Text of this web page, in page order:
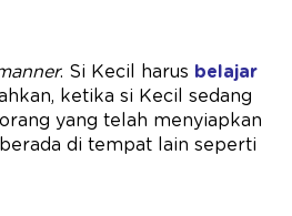
. Si Kecil harus belajar
ketika si Kecil sedang
yang telah menyiapkan
di tempat lain seperti